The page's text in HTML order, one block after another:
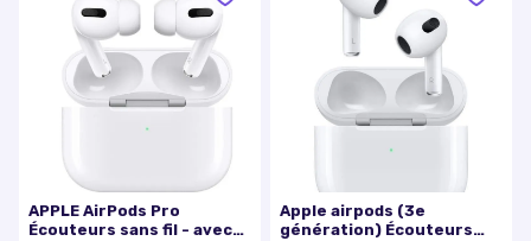
APPLE AirPods Pro
Écouteurs sans fil - avec
Apple airpods (3e
génération) Écouteurs